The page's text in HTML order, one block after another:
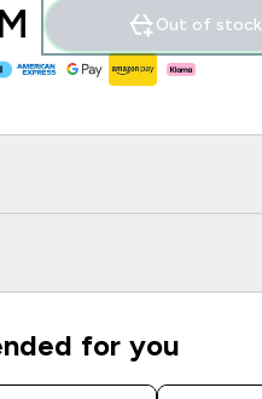
Out of stock
for you